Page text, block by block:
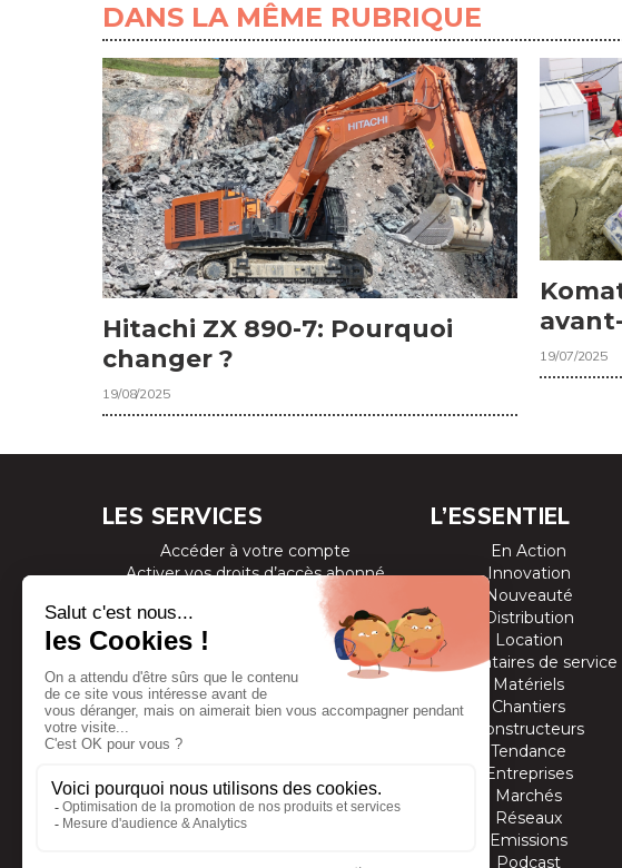
DANS LA MÊME RUBRIQUE
Hitachi ZX 890-7: Pourquoi
changer ?
19/08/2025
19/07/2025
LES SERVICES
Accéder à votre compte
Activer vos droits d’accès abonné
Consulter les magazines
S’inscrire aux newsletters
Devenir annonceur
Se connecter à l’extranet annonceur
Nous contacter
L’ESSENTIEL
En Action
Innovation
Nouveauté
Distribution
Location
Prestataires de service
Matériels
Chantiers
Constructeurs
Tendance
Entreprises
Marchés
Réseaux
Emissions
Podcast